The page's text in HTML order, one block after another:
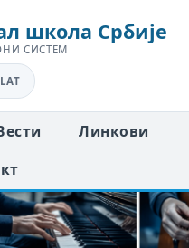
школа Србије
СИСТЕМ
LAT
Линкови